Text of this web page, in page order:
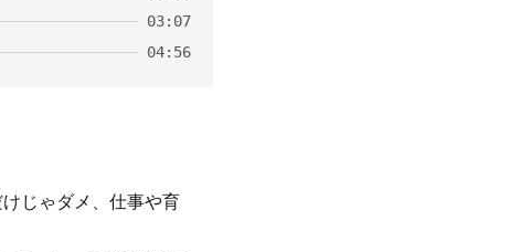
03:07
04:56
じゃダメ、仕事や育